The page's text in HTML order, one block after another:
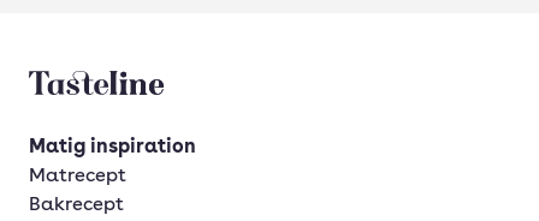
Tasteline startsida
Matig inspiration
Matrecept
Bakrecept